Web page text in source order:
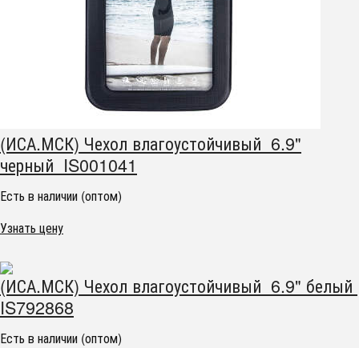
(ИСА.МСК) Чехол влагоустойчивый 6.9"
черный IS001041
Есть в наличии (оптом)
Узнать цену
(ИСА.МСК) Чехол влагоустойчивый 6.9" белый
IS792868
Есть в наличии (оптом)